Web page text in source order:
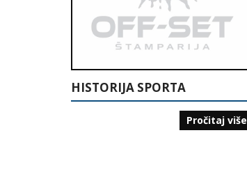
HISTORIJA SPORTA
Pročitaj više